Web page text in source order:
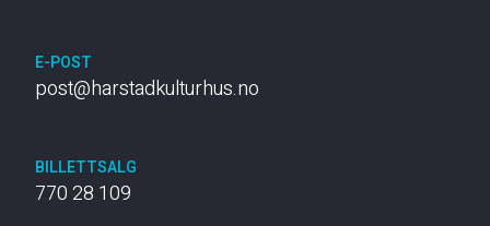
E-POST
post@harstadkulturhus.no
BILLETTSALG
770 28 109